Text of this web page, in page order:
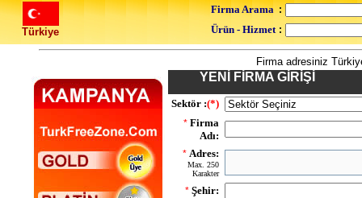
Türkiye
Firma Arama :
Ürün - Hizmet :
Firma adresiniz
YENİ FİRMA GİRİŞİ
Sektör :(*)
* Firma
Adı:
* Adres:
Max. 250
Karakter
* Şehir: